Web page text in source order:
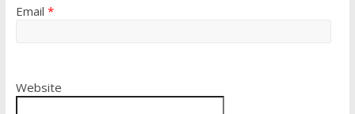
Email *
Website